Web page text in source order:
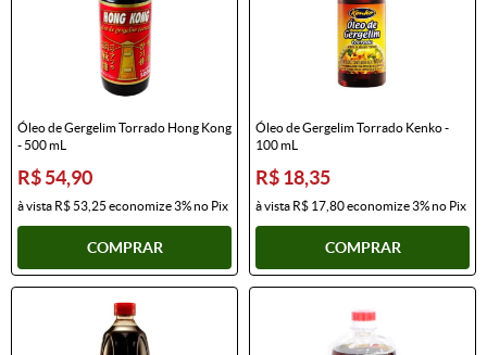
Óleo de Gergelim Torrado Hong Kong
- 500 mL
R$ 54,90
à vista R$ 53,25 economize3%no Pix
COMPRAR
Óleo de Gergelim Torrado Kenko -
100 mL
R$ 18,35
à vista R$ 17,80economize3%no Pix
COMPRAR